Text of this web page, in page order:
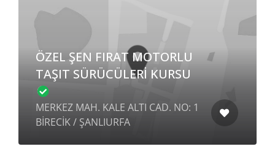
ÖZEL ŞEN FIRAT MOTORLU
TAŞIT SÜRÜCÜLERİ KURSU
MERKEZ MAH. KALE ALTI CAD. NO: 1
BİRECİK / ŞANLIURFA